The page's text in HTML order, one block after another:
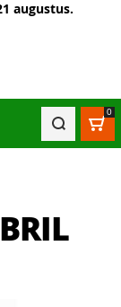
augustus.
0